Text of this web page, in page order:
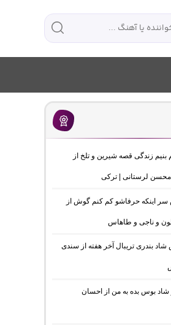
بنیم زندگی قصه شیرین و تلخ از
لرستانی | ترکی
سر اینکه حرفاشو کم کنم گوش از
و ناجی و طاهاس
شاد بندری تریبال آخر هفته از سندی
شاد بوس بده به من از احسان